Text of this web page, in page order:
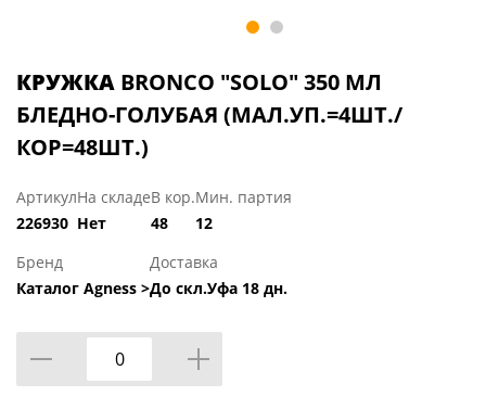
КРУЖКА BRONCO "SOLO" 350 МЛ
БЛЕДНО-ГОЛУБАЯ (МАЛ.УП.=4ШТ./
КОР=48ШТ.)
Артикул
226930
На складе
Нет
В кор.
48
Мин. партия
12
Бренд
Каталог Agness >
Доставка
До скл.Уфа 18 дн.